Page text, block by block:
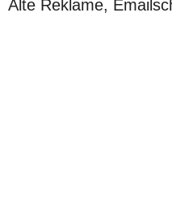
Impressum
Alte Reklame,